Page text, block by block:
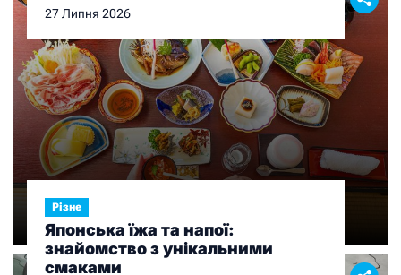
27 Липня 2026
Різне
Японська їжа та напої:
знайомство з унікальними
смаками